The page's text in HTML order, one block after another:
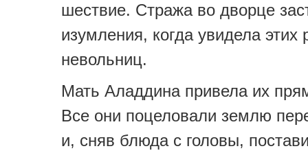
шествие. Стража во дворце
изумления, когда увидела этих
невольниц.
Мать Аладдина привела их
Все они поцеловали землю
и, сняв блюда с головы,